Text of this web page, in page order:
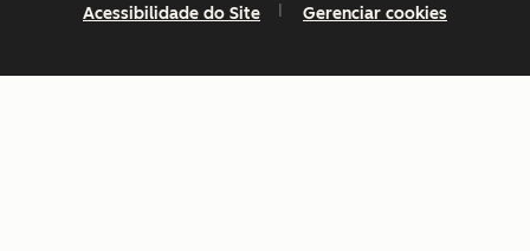
Acessibilidade do Site Gerenciar cookies